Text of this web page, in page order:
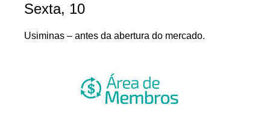
Sexta, 10
Usiminas – antes da abertura do mercado.